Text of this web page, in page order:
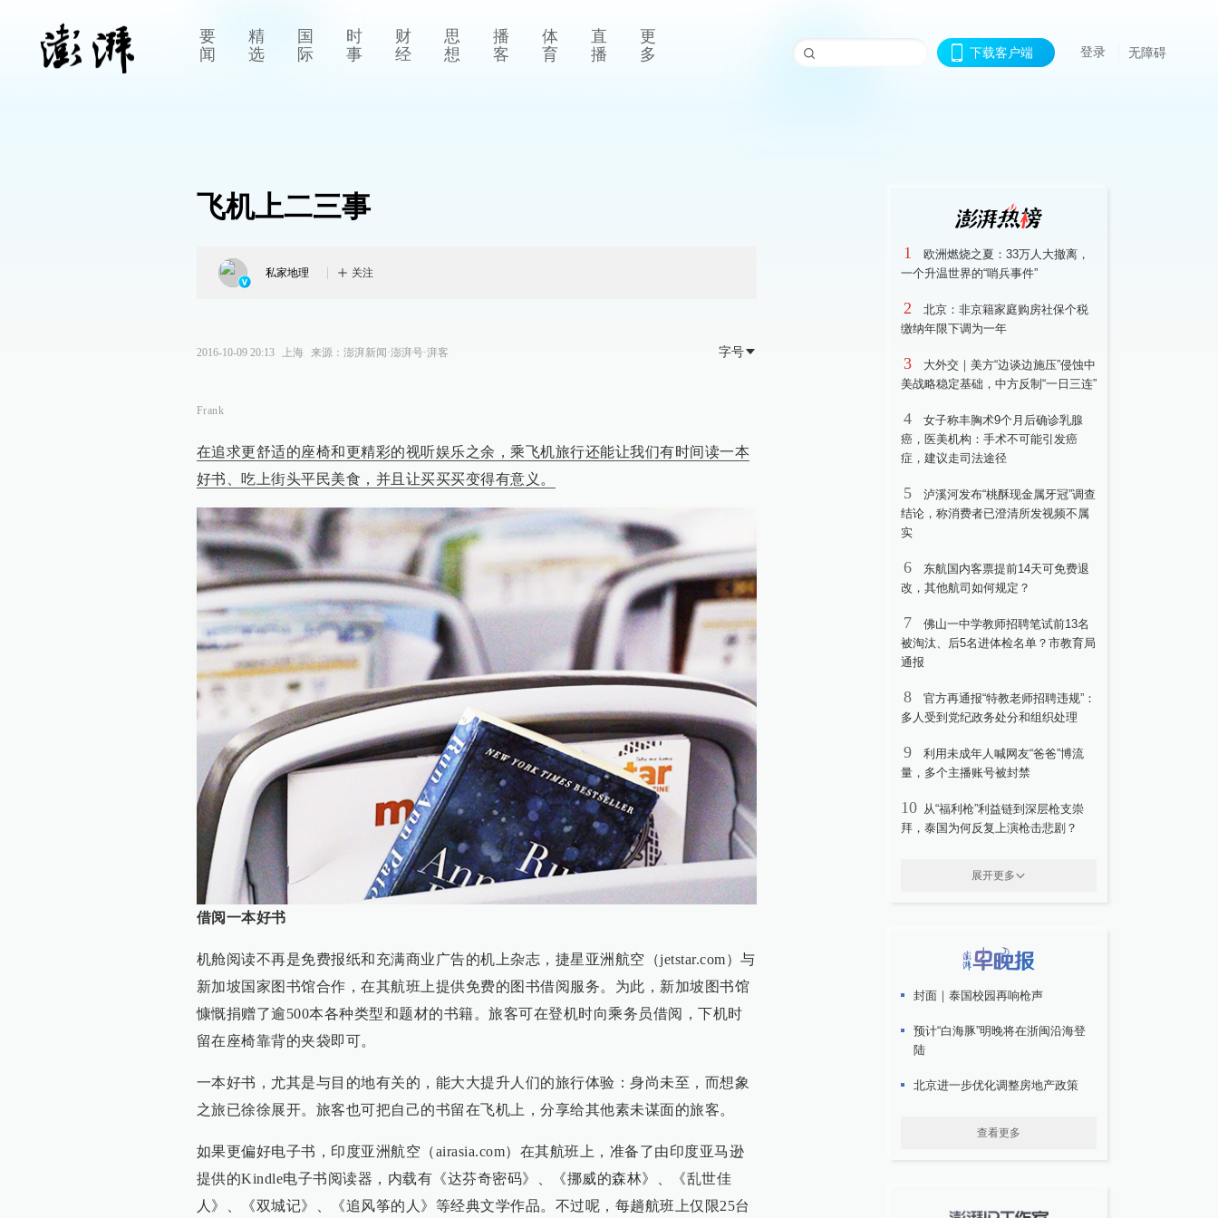
要
闻
精
选
国
际
时
事
财
经
思
想
播
客
体
育
直
播
更
多
下载客户端 登录 无障碍
飞机上二三事
私家地理 关注
2016-10-09 20:13 上海 来源： 澎湃新闻·澎湃号·湃客 字号
Frank
在追求更舒适的座椅和更精彩的视听娱乐之余，乘飞机旅行还能让我们有时间读一本
好书、吃上街头平民美食，并且让买买买变得有意义。
借阅一本好书
机舱阅读不再是免费报纸和充满商业广告的机上杂志，捷星亚洲航空（jetstar.com）与
新加坡国家图书馆合作，在其航班上提供免费的图书借阅服务。为此，新加坡图书馆
慷慨捐赠了逾500本各种类型和题材的书籍。旅客可在登机时向乘务员借阅，下机时
留在座椅靠背的夹袋即可。
一本好书，尤其是与目的地有关的，能大大提升人们的旅行体验：身尚未至，而想象
之旅已徐徐展开。旅客也可把自己的书留在飞机上，分享给其他素未谋面的旅客。
如果更偏好电子书，印度亚洲航空（airasia.com）在其航班上，准备了由印度亚马逊
提供的Kindle电子书阅读器，内载有《达芬奇密码》、《挪威的森林》、《乱世佳
人》、《双城记》、《追风筝的人》等经典文学作品。不过呢，每趟航班上仅限25台
1
欧洲燃烧之夏：33万人大撤离，
一个升温世界的“哨兵事件”
2
北京：非京籍家庭购房社保个税
缴纳年限下调为一年
3
大外交｜美方“边谈边施压”侵蚀中
美战略稳定基础，中方反制“一日三连”
4
女子称丰胸术9个月后确诊乳腺
癌，医美机构：手术不可能引发癌
症，建议走司法途径
5
泸溪河发布“桃酥现金属牙冠”调查
结论，称消费者已澄清所发视频不属
实
6
东航国内客票提前14天可免费退
改，其他航司如何规定？
7
佛山一中学教师招聘笔试前13名
被淘汰、后5名进体检名单？市教育局
通报
8
官方再通报“特教老师招聘违规”：
多人受到党纪政务处分和组织处理
9
利用未成年人喊网友“爸爸”博流
量，多个主播账号被封禁
10 从“福利枪”利益链到深层枪支崇
拜，泰国为何反复上演枪击悲剧？
展开更多
封面｜泰国校园再响枪声
预计“白海豚”明晚将在浙闽沿海登
陆
北京进一步优化调整房地产政策
查看更多